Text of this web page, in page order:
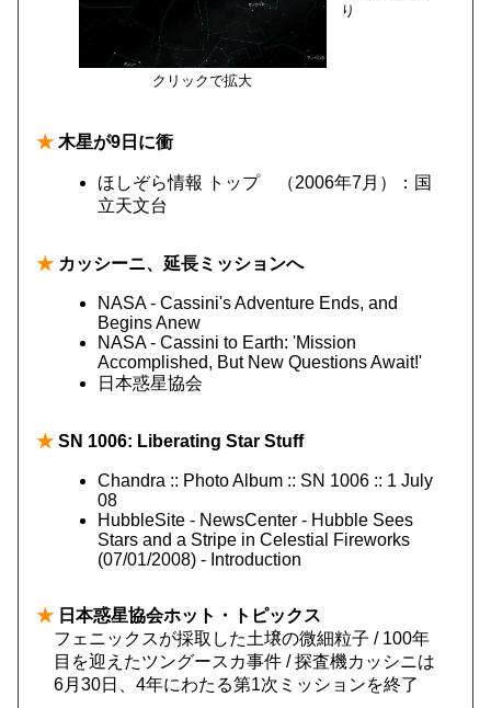
クリックで拡大
り
★ 木星が9日に衝
ほしぞら情報 トップ （2006年7月）：国
立天文台
★ カッシーニ、延長ミッションへ
NASA - Cassini's Adventure Ends, and
Begins Anew
NASA - Cassini to Earth: 'Mission
Accomplished, But New Questions Await!'
日本惑星協会
★ SN 1006: Liberating Star Stuff
Chandra :: Photo Album :: SN 1006 :: 1 July
08
HubbleSite - NewsCenter - Hubble Sees
Stars and a Stripe in Celestial Fireworks
(07/01/2008) - Introduction
★ 日本惑星協会ホット・トピックス
フェニックスが採取した土壌の微細粒子 / 100年
目を迎えたツングースカ事件 / 探査機カッシニは
6月30日、4年にわたる第1次ミッションを終了